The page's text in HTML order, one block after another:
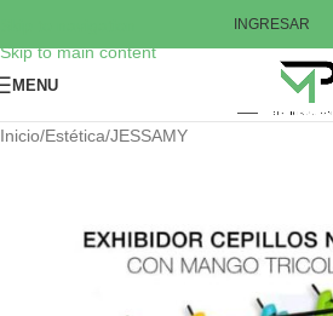
Skip to main content
INGRESAR
MENU
Inicio/Estética/JESSAMY